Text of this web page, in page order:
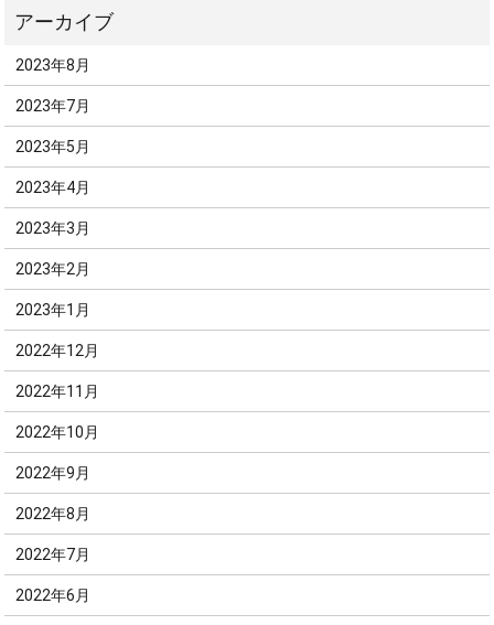
2023年8月
2023年7月
2023年5月
2023年4月
2023年3月
2023年2月
2023年1月
2022年12月
2022年11月
2022年10月
2022年9月
2022年8月
2022年7月
2022年6月